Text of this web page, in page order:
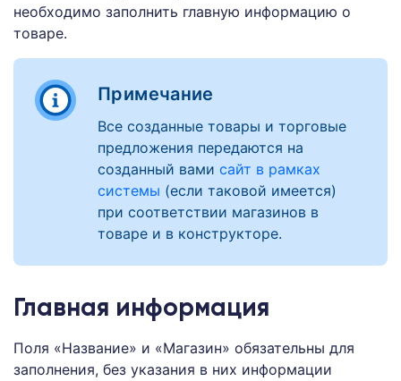
необходимо заполнить главную информацию о
товаре.
Примечание
Все созданные товары и торговые
предложения передаются на
созданный вами сайт в рамках
системы (если таковой имеется)
при соответствии магазинов в
товаре и в конструкторе.
Главная информация
Поля «Название» и «Магазин» обязательны для
заполнения, без указания в них информации